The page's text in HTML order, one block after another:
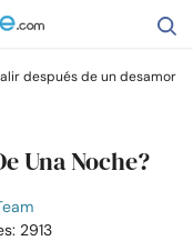
después de un desamor
Una Noche?
2913